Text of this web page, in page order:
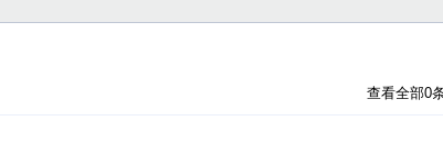
查看全部0